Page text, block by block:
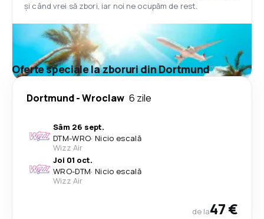
și când vrei să zbori, iar noi ne ocupăm de rest.
Oferte speciale la zboruri din Dortmund
Dortmund-Wroclaw 6 zile
Sâm 26 sept.
DTM-WRO· Nicio escală
Wizz Air
Joi 01 oct.
WRO-DTM· Nicio escală
Wizz Air
de la47 €